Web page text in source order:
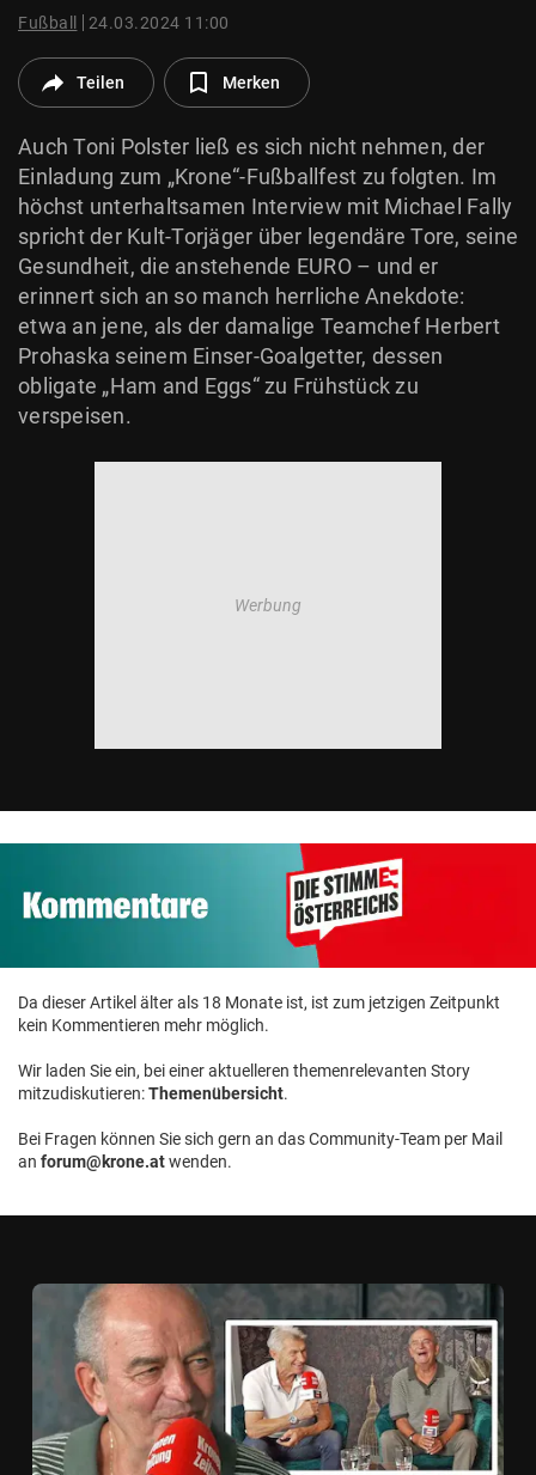
© Krone Multimedia GmbH & Co KG 2026
Fußball 24.03.2024 11:00
Teilen Merken
Auch Toni Polster ließ es sich nicht nehmen, der
Einladung zum „Krone“-Fußballfest zu folgten. Im
höchst unterhaltsamen Interview mit Michael Fally
spricht der Kult-Torjäger über legendäre Tore, seine
Gesundheit, die anstehende EURO – und er
erinnert sich an so manch herrliche Anekdote:
etwa an jene, als der damalige Teamchef Herbert
Prohaska seinem Einser-Goalgetter, dessen
obligate „Ham and Eggs“ zu Frühstück zu
verspeisen.
Da dieser Artikel älter als 18 Monate ist, ist zum jetzigen Zeitpunkt
kein Kommentieren mehr möglich.
Wir laden Sie ein, bei einer aktuelleren themenrelevanten Story
mitzudiskutieren:Themenübersicht.
Bei Fragen können Sie sich gern an das Community-Team per Mail
an forum@krone.atwenden.